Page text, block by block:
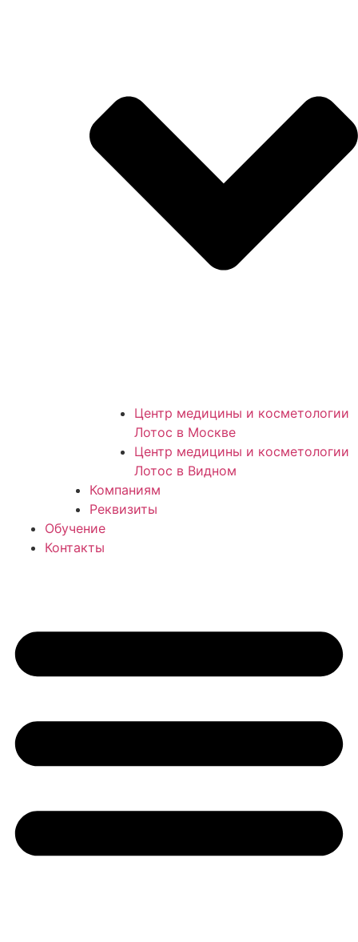
Центр медицины и косметологии
Лотос в Москве
Центр медицины и косметологии
Лотос в Видном
Компаниям
Реквизиты
Обучение
Контакты